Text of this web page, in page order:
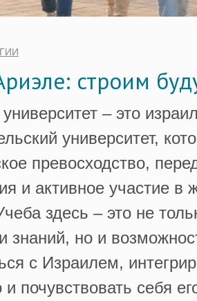
строим
– это
университет,
превосходство,
и активное участие в
здесь – это не
знаний, но и
с Израилем,
почувствовать себя